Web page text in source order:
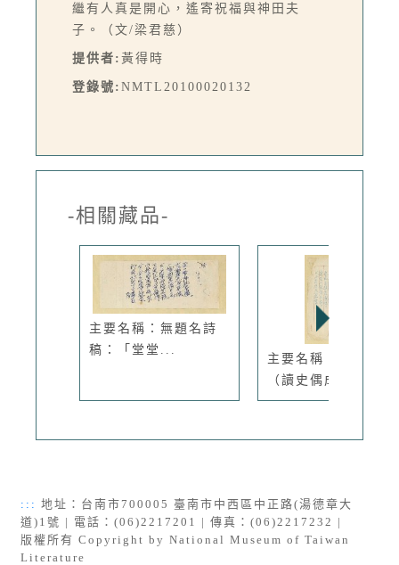
繼有人真是開心，遙寄祝福與神田夫
子。（文/梁君慈）
提供者: 黃得時
登錄號: NMTL20100020132
-相關藏品-
主要名稱：無題名詩
稿：「堂堂...
主要名稱：士風頌
（讀史偶成）
::: 地址：台南市700005 臺南市中西區中正路(湯德章大
道)1號 | 電話：(06)2217201 | 傳真：(06)2217232 |
版權所有 Copyright by National Museum of Taiwan
Literature